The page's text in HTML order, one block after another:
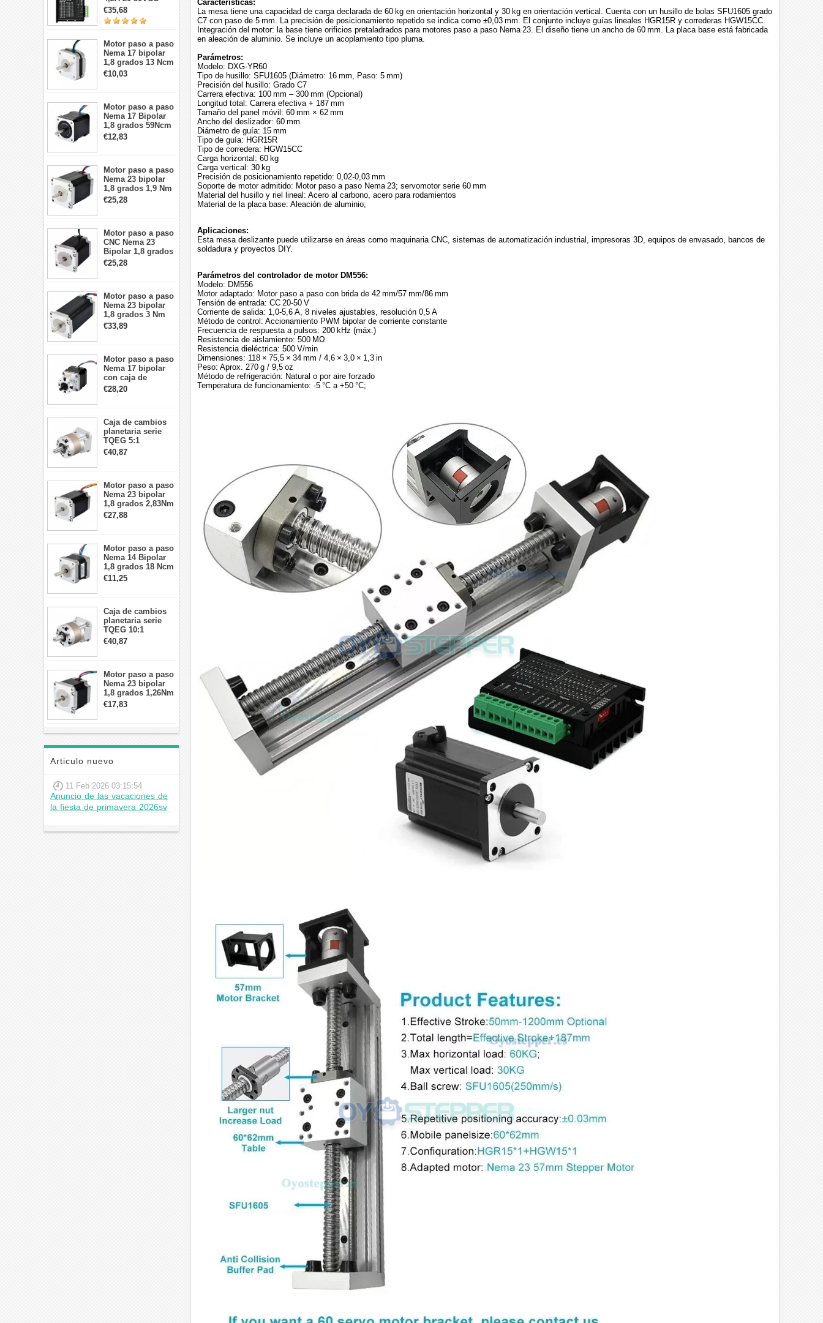
para motor paso a
paso Nema 17, 23,
24
€35,68
Motor paso a paso
Nema 17 bipolar
1,8 grados 13 Ncm
1A 3,5 V
42x42x20mm 4
€10,03
Motor paso a paso
Nema 17 Bipolar
1,8 grados 59Ncm
2A 42x48mm 4
cables compatible
€12,83
Motor paso a paso
Nema 23 bipolar
1,8 grados 1,9 Nm
2,8 A 3,2 V
57x57x76mm 4
€25,28
Motor paso a paso
CNC Nema 23
Bipolar 1,8 grados
1,9 Nm 3A 3,36 V
57x57x76mm 4
€25,28
Motor paso a paso
Nema 23 bipolar
1,8 grados 3 Nm
4,2A 57x57x114mm
motor paso a paso
€33,89
Motor paso a paso
Nema 17 bipolar
con caja de
cambios planetaria
5:1 longitud 33mm
Robot CNC DIY
€28,20
Caja de cambios
planetaria serie
TQEG 5:1
contragolpe 15
arcmin para motor
€40,87
Motor paso a paso
Nema 23 bipolar
1,8 grados 2,83Nm
4A 2,26 V
57x57x84mm 8
€27,88
Motor paso a paso
Nema 14 Bipolar
1,8 grados 18 Ncm
0,8 A 5,74 V 35 x
35 x 34 mm 4
€11,25
Caja de cambios
planetaria serie
TQEG 10:1
contragolpe 15
arcmin para motor
€40,87
Motor paso a paso
Nema 23 bipolar
1,8 grados 1,26Nm
2,8A 2,5V
57x57x56mm 4
€17,83
Articulo nuevo
11 Feb 2026 03:15:54
Anuncio de las vacaciones de
la fiesta de primavera 2026sv
Características:
La mesa tiene una capacidad de carga declarada de 60 kg en orientación horizontal y 30 kg en orientación vertical. Cuenta con un husillo de bolas SFU1605 grado
C7 con paso de 5 mm. La precisión de posicionamiento repetido se indica como ±0,03 mm. El conjunto incluye guías lineales HGR15R y correderas HGW15CC.
Integración del motor: la base tiene orificios pretaladrados para motores paso a paso Nema 23. El diseño tiene un ancho de 60 mm. La placa base está fabricada
en aleación de aluminio. Se incluye un acoplamiento tipo pluma.
Parámetros:
Modelo: DXG‑YR60
Tipo de husillo: SFU1605 (Diámetro: 16 mm, Paso: 5 mm)
Precisión del husillo: Grado C7
Carrera efectiva: 100 mm – 300 mm (Opcional)
Longitud total: Carrera efectiva + 187 mm
Tamaño del panel móvil: 60 mm × 62 mm
Ancho del deslizador: 60 mm
Diámetro de guía: 15 mm
Tipo de guía: HGR15R
Tipo de corredera: HGW15CC
Carga horizontal: 60 kg
Carga vertical: 30 kg
Precisión de posicionamiento repetido: 0,02‑0,03 mm
Soporte de motor admitido: Motor paso a paso Nema 23; servomotor serie 60 mm
Material del husillo y riel lineal: Acero al carbono, acero para rodamientos
Material de la placa base: Aleación de aluminio;
Aplicaciones:
Esta mesa deslizante puede utilizarse en áreas como maquinaria CNC, sistemas de automatización industrial, impresoras 3D, equipos de envasado, bancos de
soldadura y proyectos DIY.
Parámetros del controlador de motor DM556:
Modelo: DM556
Motor adaptado: Motor paso a paso con brida de 42 mm/57 mm/86 mm
Tensión de entrada: CC 20‑50 V
Corriente de salida: 1,0‑5,6 A, 8 niveles ajustables, resolución 0,5 A
Método de control: Accionamiento PWM bipolar de corriente constante
Frecuencia de respuesta a pulsos: 200 kHz (máx.)
Resistencia de aislamiento: 500 MΩ
Resistencia dieléctrica: 500 V/min
Dimensiones: 118 × 75,5 × 34 mm / 4,6 × 3,0 × 1,3 in
Peso: Aprox. 270 g / 9,5 oz
Método de refrigeración: Natural o por aire forzado
Temperatura de funcionamiento: ‑5 °C a +50 °C;